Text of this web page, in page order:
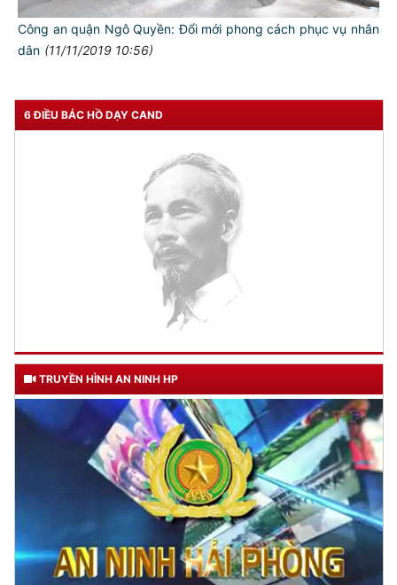
Công an quận Ngô Quyền: Đổi mới phong cách phục vụ nhân
dân (11/11/2019 10:56)
6 ĐIỀU BÁC HỒ DẠY CAND
TƯ CÁCH
NGƯỜI CÔNG AN CÁCH MỆNH LÀ:
Đối với tự mình, phải
CẦN, KIỆM, LIÊM, CHÍNH
Đối với đồng sự, phải
THÂN ÁI GIÚP ĐỠ
Đối với chính phủ, phải
TUYỆT ĐỐI TRUNG THÀNH
Đối với nhân dân, phải
KÍNH TRỌNG LỄ PHÉP
Đối với công việc, phải
TẬN TỤY
TRUYỀN HÌNH AN NINH HP